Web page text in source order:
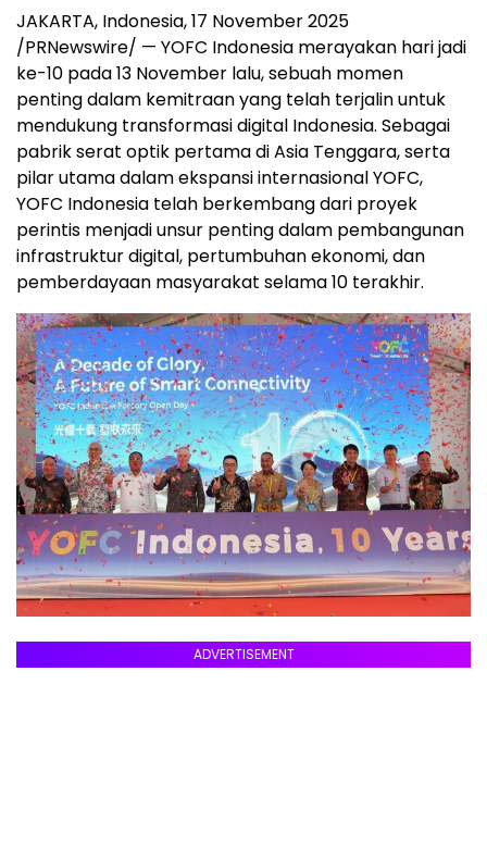
JAKARTA, Indonesia,17 November 2025
/PRNewswire/ — YOFC Indonesia merayakan hari jadi
ke-10 pada 13 November lalu, sebuah momen
penting dalam kemitraan yang telah terjalin untuk
mendukung transformasi digital Indonesia. Sebagai
pabrik serat optik pertama diAsia Tenggara, serta
pilar utama dalam ekspansi internasional YOFC,
YOFC Indonesia telah berkembang dari proyek
perintis menjadi unsur penting dalam pembangunan
infrastruktur digital, pertumbuhan ekonomi, dan
pemberdayaan masyarakat selama 10 terakhir.
ADVERTISEMENT